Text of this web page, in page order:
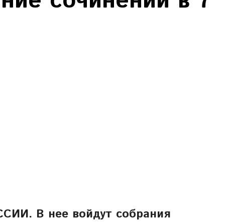
В нее войдут собрания